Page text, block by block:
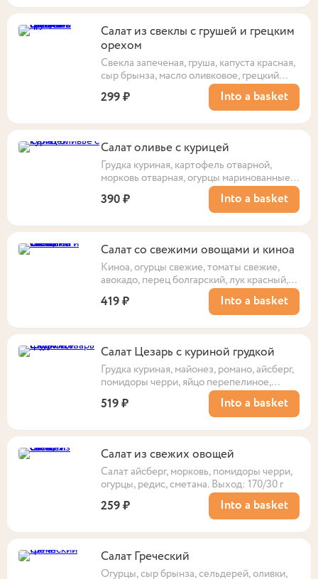
Салат из свеклы с грушей и грецким
орехом
Свекла запеченая, груша, капуста красная,
сыр брынза, масло оливковое, грецкий
орех, соус бальзамический, соль, перец
черный.
299 ₽ Into a basket
Салат оливье с курицей
Грудка куриная, картофель отварной,
морковь отварная, огурцы маринованные,
огурцы свежие, горошек зеленый, яйцо
куриное, майонез, укроп. Выход:290 г
390 ₽ Into a basket
Салат со свежими овощами и киноа
Киноа, огурцы свежие, томаты свежие,
авокадо, перец болгарский, лук красный,
чеснок, соус дрессинг лимонный, кинза.
Выход:250/10г
419 ₽ Into a basket
Салат Цезарь с куриной грудкой
Грудка куриная, майонез, романо, айсберг,
помидоры черри, яйцо перепелиное,
пармезан, гренки, соус цезарь.
Выход:180/30/20/8 г
519 ₽ Into a basket
Салат из свежих овощей
Салат айсберг, морковь, помидоры черри,
огурцы, редис, сметана. Выход: 170/30 г
259 ₽ Into a basket
Салат Греческий
Огурцы, сыр брынза, сельдерей, оливки,